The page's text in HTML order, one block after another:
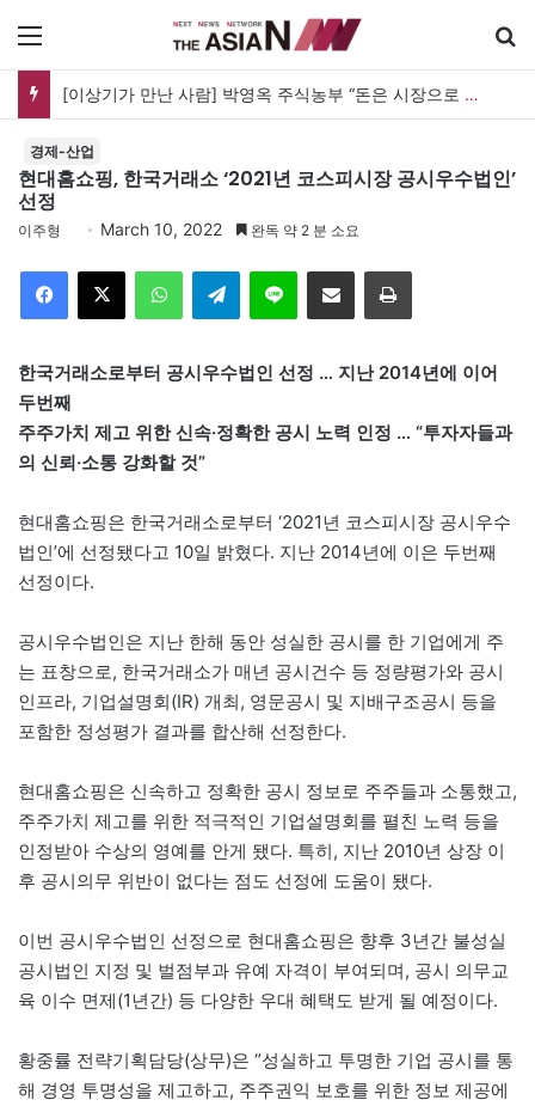
[이상기가 만난 사람] 박영옥 주식농부 “돈은 시장으로 갔지만, 투자는 사라지고 거래만 남았다”
경제-산업
현대홈쇼핑, 한국거래소 ‘2021년 코스피시장 공시우수법인’
선정
이주형 March 10, 2022 완독 약 2 분 소요
Telegram 이메일
한국거래소로부터 공시우수법인 선정 … 지난 2014년에 이어
두번째
주주가치 제고 위한 신속·정확한 공시 노력 인정 … “투자자들과
의 신뢰·소통 강화할 것”
현대홈쇼핑은 한국거래소로부터 ‘2021년 코스피시장 공시우수
법인’에 선정됐다고 10일 밝혔다. 지난 2014년에 이은 두번째
선정이다.
공시우수법인은 지난 한해 동안 성실한 공시를 한 기업에게 주
는 표창으로, 한국거래소가 매년 공시건수 등 정량평가와 공시
인프라, 기업설명회(IR) 개최, 영문공시 및 지배구조공시 등을
포함한 정성평가 결과를 합산해 선정한다.
현대홈쇼핑은 신속하고 정확한 공시 정보로 주주들과 소통했고,
주주가치 제고를 위한 적극적인 기업설명회를 펼친 노력 등을
인정받아 수상의 영예를 안게 됐다. 특히, 지난 2010년 상장 이
후 공시의무 위반이 없다는 점도 선정에 도움이 됐다.
이번 공시우수법인 선정으로 현대홈쇼핑은 향후 3년간 불성실
공시법인 지정 및 벌점부과 유예 자격이 부여되며, 공시 의무교
육 이수 면제(1년간) 등 다양한 우대 혜택도 받게 될 예정이다.
황중률 전략기획담당(상무)은 “성실하고 투명한 기업 공시를 통
해 경영 투명성을 제고하고, 주주권익 보호를 위한 정보 제공에